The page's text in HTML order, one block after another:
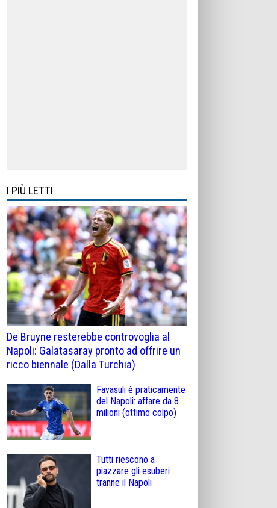
I PIÙ LETTI
De Bruyne resterebbe controvoglia al
Napoli: Galatasaray pronto ad offrire un
ricco biennale (Dalla Turchia)
Favasuli è praticamente
del Napoli: affare da 8
milioni (ottimo colpo)
Tutti riescono a
piazzare gli esuberi
tranne il Napoli